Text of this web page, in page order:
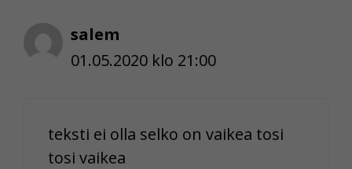
salem
01.05.2020 klo 21:00
teksti ei olla selko on vaikea tosi
tosi vaikea